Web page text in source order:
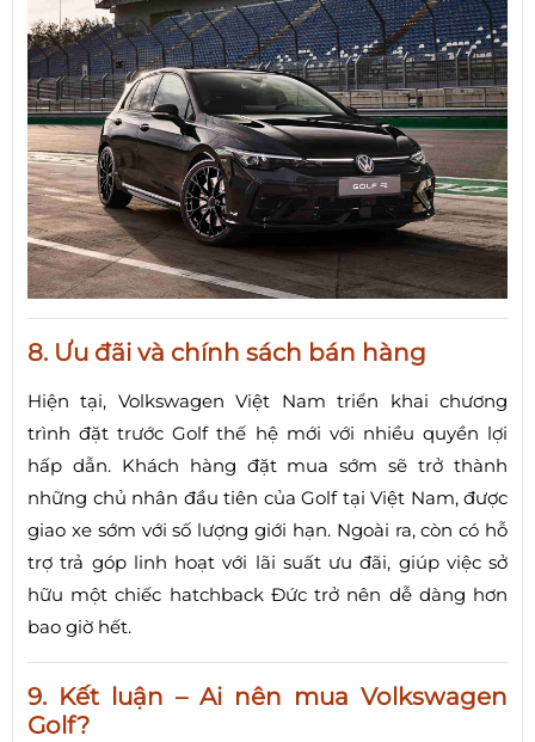
8. Ưu đãi và chính sách bán hàng
Hiện tại, Volkswagen Việt Nam triển khai chương
trình đặt trước Golf thế hệ mới với nhiều quyền lợi
hấp dẫn. Khách hàng đặt mua sớm sẽ trở thành
những chủ nhân đầu tiên của Golf tại Việt Nam, được
giao xe sớm với số lượng giới hạn. Ngoài ra, còn có hỗ
trợ trả góp linh hoạt với lãi suất ưu đãi, giúp việc sở
hữu một chiếc hatchback Đức trở nên dễ dàng hơn
bao giờ hết.
9. Kết luận – Ai nên mua Volkswagen
Golf?